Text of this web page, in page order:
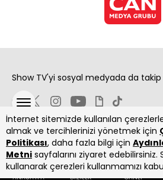
ANASAYFA DİZİLER CANLI
İnternet sitemizde kullanılan
almak ve tercihlerinizi yönetmek için
Politikası, daha fazla bilgi için
Metni sayfalarını ziyaret edebilirsiniz.
kullanarak çerezleri kullanmamızı
Show TV'yi sosyal medyada da
Copyright 2026 Show Televizyon